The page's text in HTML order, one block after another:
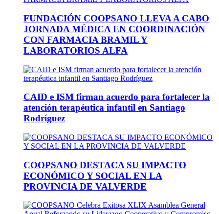
FUNDACIÓN COOPSANO LLEVA A CABO
JORNADA MÉDICA EN COORDINACIÓN
CON FARMACIA BRAMIL Y
LABORATORIOS ALFA
CAID e ISM firman acuerdo para fortalecer la
atención terapéutica infantil en Santiago
Rodríguez
COOPSANO DESTACA SU IMPACTO
ECONÓMICO Y SOCIAL EN LA
PROVINCIA DE VALVERDE